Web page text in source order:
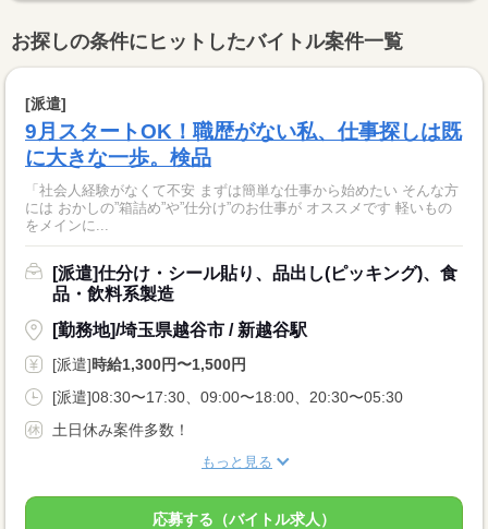
お探しの条件にヒットしたバイトル案件一覧
[派遣]
9月スタートOK！職歴がない私、仕事探しは既
に大きな一歩。検品
「社会人経験がなくて不安 まずは簡単な仕事から始めたい そんな方
には おかしの”箱詰め”や”仕分け”のお仕事が オススメです 軽いもの
をメインに...
[派遣]仕分け・シール貼り、品出し(ピッキング)、食
品・飲料系製造
[勤務地]/埼玉県越谷市 / 新越谷駅
[派遣]時給1,300円〜1,500円
[派遣]08:30〜17:30、09:00〜18:00、20:30〜05:30
土日休み案件多数！
もっと見る
応募する（バイトル求人）